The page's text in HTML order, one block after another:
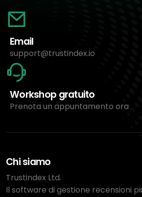
Email
support@trustindex.io
Workshop gratuito
Prenota un appuntamento ora
Chi siamo
Trustindex Ltd.
Il software di gestione recensioni